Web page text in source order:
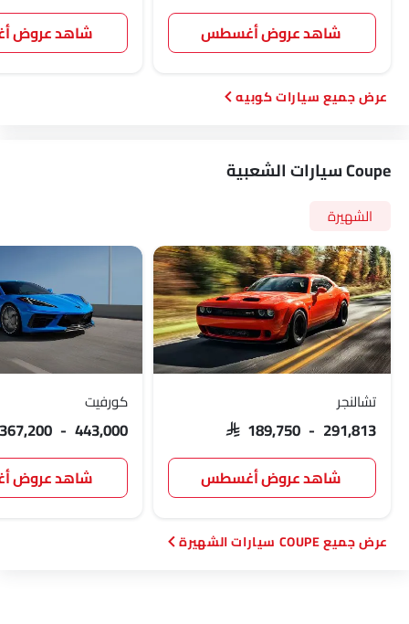
شاهد عروض أغسطس شاهد عروض
سيارات كوبيه
Coupe سيارات الشعبية
الشهيرة
تشالنجر
SAR 189,750 - 291,813
شاهد عروض أغسطس
كورفيت
367,200 - 443,000
شاهد عروض
COUPE سيارات الشهيرة